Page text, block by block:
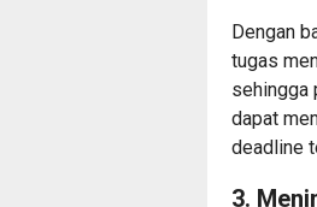
Dengan
tugas
sehingga
dapat
deadline
3.